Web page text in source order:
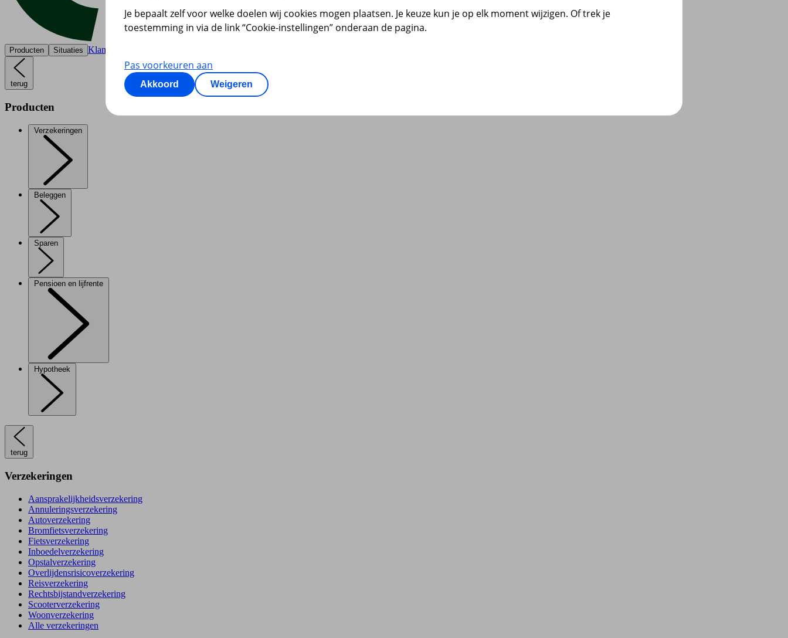
Producten Situaties Klantenservice
terug
Producten
Verzekeringen
Beleggen
Sparen
Pensioen en lijfrente
Hypotheek
terug
Verzekeringen
Aansprakelijkheidsverzekering
Annuleringsverzekering
Autoverzekering
Bromfietsverzekering
Fietsverzekering
Inboedelverzekering
Opstalverzekering
Overlijdensrisicoverzekering
Reisverzekering
Rechtsbijstandverzekering
Scooterverzekering
Woonverzekering
Alle verzekeringen
Je bepaalt zelf voor welke doelen wij cookies mogen plaatsen. Je keuze kun je op elk moment wijzigen. Of trek je
toestemming in via de link “Cookie-instellingen” onderaan de pagina.
Pas voorkeuren aan
Akkoord Weigeren